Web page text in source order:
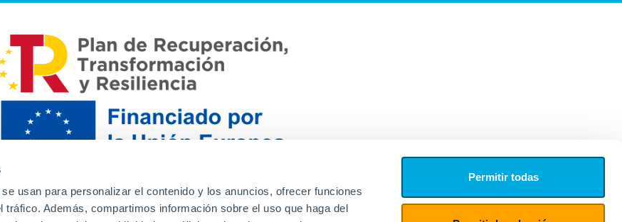
usan para personalizar el contenido y los anuncios, ofrecer funciones
tráfico. Además, compartimos información sobre el uso que haga del
Permitir todas